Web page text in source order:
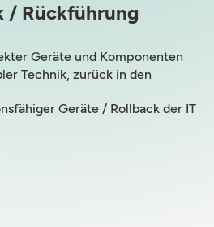
/ Rückführung
Geräte und Komponenten
Technik, zurück in den
Geräte / Rollback der IT